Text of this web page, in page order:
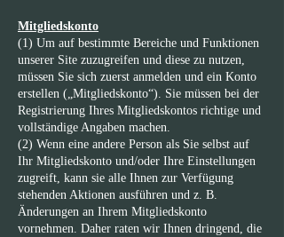
Mitgliedskonto
(1) Um auf bestimmte Bereiche und Funktionen
unserer Site zuzugreifen und diese zu nutzen,
müssen Sie sich zuerst anmelden und ein Konto
erstellen („Mitgliedskonto“). Sie müssen bei der
Registrierung Ihres Mitgliedskontos richtige und
vollständige Angaben machen.
(2) Wenn eine andere Person als Sie selbst auf
Ihr Mitgliedskonto und/oder Ihre Einstellungen
zugreift, kann sie alle Ihnen zur Verfügung
stehenden Aktionen ausführen und z. B.
Änderungen an Ihrem Mitgliedskonto
vornehmen. Daher raten wir Ihnen dringend, die